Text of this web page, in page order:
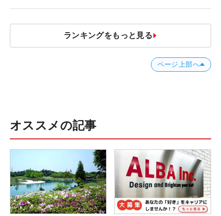
ランキングをもっと見る
ページ上部へ
オススメの記事